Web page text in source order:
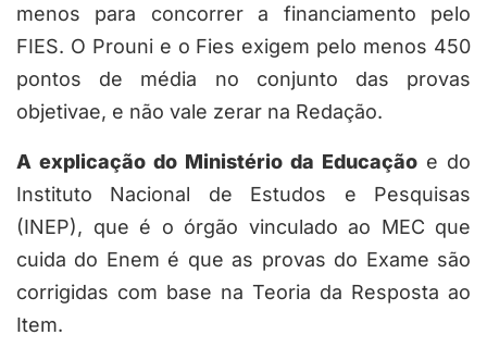
menos para concorrer a financiamento pelo
FIES. O Prouni e o Fies exigem pelo menos 450
pontos de média no conjunto das provas
objetivae, e não vale zerar na Redação.
A explicação do Ministério da Educação e do
Instituto Nacional de Estudos e Pesquisas
(INEP), que é o órgão vinculado ao MEC que
cuida do Enem é que as provas do Exame são
corrigidas com base na Teoria da Resposta ao
Item.